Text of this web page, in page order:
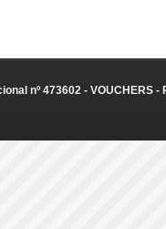
nº 473602 - VOUCHERS